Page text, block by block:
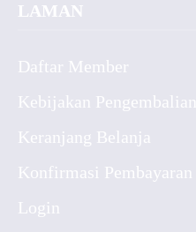
LAMAN
Daftar Member
Kebijakan Pengembalian
Keranjang Belanja
Konfirmasi Pembayaran
Login